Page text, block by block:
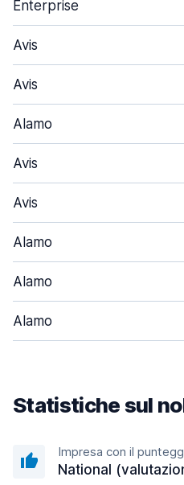
Enterprise
Avis
Avis
Alamo
Avis
Avis
Alamo
Alamo
Alamo
Statistiche sul
Impresa con il
National